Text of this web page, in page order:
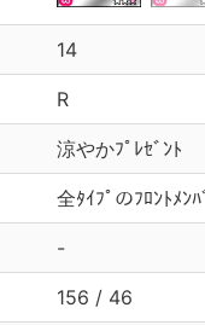
14
R
涼やかﾌﾟﾚｾﾞﾝﾄ
全ﾀｲﾌﾟのﾌﾛﾝﾄﾒﾝ
-
156 / 46